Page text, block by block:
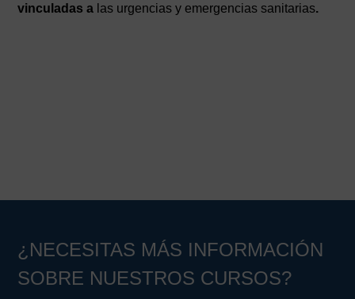
vinculadas a las urgencias y emergencias sanitarias.
¿NECESITAS MÁS INFORMACIÓN
SOBRE NUESTROS CURSOS?